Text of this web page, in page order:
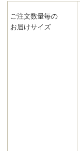
ご注文数量毎の
お届けサイズ